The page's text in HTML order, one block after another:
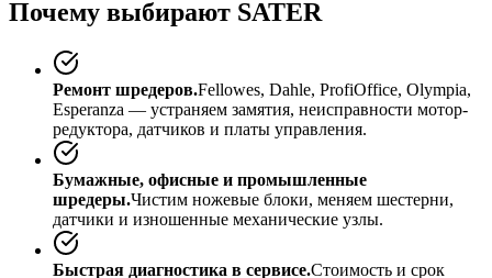
Почему выбирают SATER
Ремонт шредеров.Fellowes, Dahle, ProfiOffice, Olympia,
Esperanza — устраняем замятия, неисправности мотор-
редуктора, датчиков и платы управления.
Бумажные, офисные и промышленные
шредеры.Чистим ножевые блоки, меняем шестерни,
датчики и изношенные механические узлы.
Быстрая диагностика в сервисе.Стоимость и срок